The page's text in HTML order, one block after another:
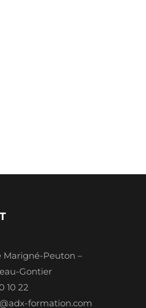
Marigné-Peuton –
Gontier
10 22
formation.com